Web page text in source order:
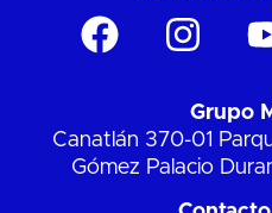
Grupo
Canatlán 370-01
Gómez Palacio